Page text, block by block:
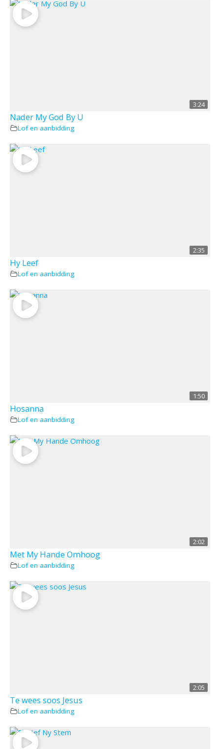
3:24
Nader My God By U
Lof en aanbidding
2:35
Hy Leef
Lof en aanbidding
1:50
Hosanna
Lof en aanbidding
2:02
Met My Hande Omhoog
Lof en aanbidding
2:05
Te wees soos Jesus
Lof en aanbidding